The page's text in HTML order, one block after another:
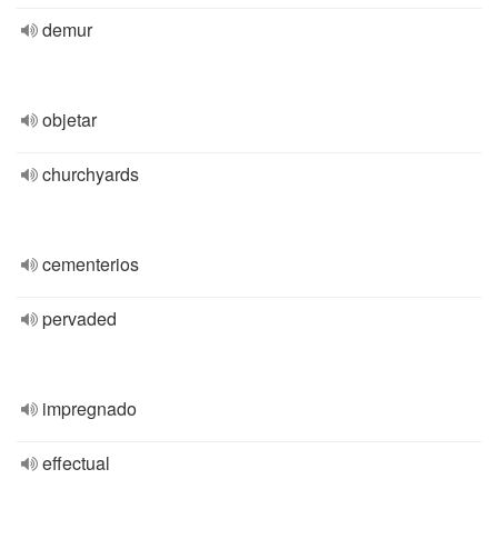
demur
objetar
churchyards
cementerios
pervaded
impregnado
effectual